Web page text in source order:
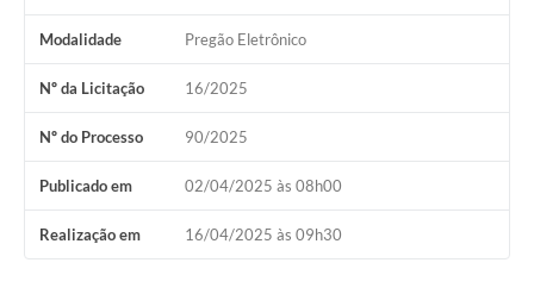
Modalidade Pregão Eletrônico
Nº da Licitação 16/2025
Nº do Processo 90/2025
Publicado em 02/04/2025 às 08h00
Realização em 16/04/2025 às 09h30